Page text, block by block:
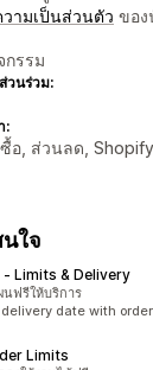
ามเป็นส่วนตัว ขอ
รรม
วนร่วม:
:
อ, ส่วนลด,
ใจ
Limits & Delivery
นฟรีให้บริการ
date with
Limits